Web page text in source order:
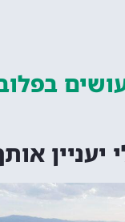
בפלובדיב?
אותך גם